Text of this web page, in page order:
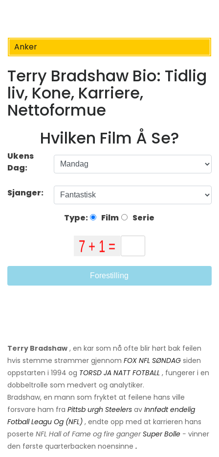
Anker
Terry Bradshaw Bio: Tidlig
liv, Kone, Karriere,
Nettoformue
Hvilken Film Å Se?
Ukens
Dag:
Sjanger:
Type: Film Serie
Forestilling
Terry Bradshaw , en kar som nå ofte blir hørt bak feilen
hvis stemme strømmer gjennom FOX NFL SØNDAG siden
oppstarten i 1994 og TORSD JA NATT FOTBALL , fungerer i en
dobbeltrolle som medvert og analytiker.
Bradshaw, en mann som fryktet at feilene hans ville
forsvare ham fra Pittsb urgh Steelers av Innfødt endelig
Fotball Leagu Og (NFL) , endte opp med at karrieren hans
poserte NFL Hall of Fame og fire ganger Super Bolle - vinner
den første quarterbacken noensinne .